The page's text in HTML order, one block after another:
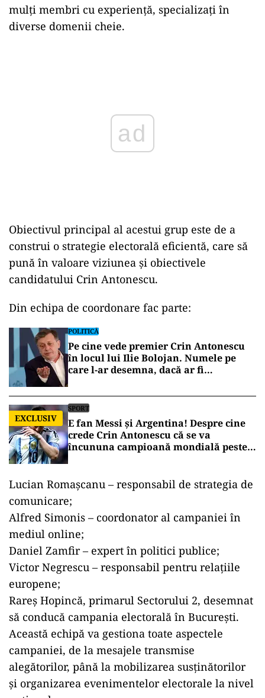
mulți membri cu experiență, specializați în
diverse domenii cheie.
ad
Obiectivul principal al acestui grup este de a
construi o strategie electorală eficientă, care să
pună în valoare viziunea și obiectivele
candidatului Crin Antonescu.
Din echipa de coordonare fac parte:
POLITICĂ
Pe cine vede premier Crin Antonescu
în locul lui Ilie Bolojan. Numele pe
care l-ar desemna, dacă ar fi
EXCLUSIV
SPORT
E fan Messi și Argentina! Despre cine
crede Crin Antonescu că se va
încununa campioană mondială peste
Lucian Romașcanu – responsabil de strategia de
comunicare;
Alfred Simonis – coordonator al campaniei în
mediul online;
Daniel Zamfir – expert în politici publice;
Victor Negrescu – responsabil pentru relațiile
europene;
Rareș Hopincă, primarul Sectorului 2, desemnat
să conducă campania electorală în București.
Această echipă va gestiona toate aspectele
campaniei, de la mesajele transmise
alegătorilor, până la mobilizarea susținătorilor
și organizarea evenimentelor electorale la nivel